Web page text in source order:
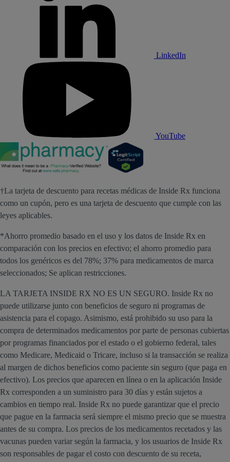
LinkedIn
YouTube
†La tarjeta de descuento para recetas médicas de Inside Rx funciona
como un cupón, pero es una tarjeta de descuento que cumple con las
leyes aplicables.
*Ahorro promedio basado en el uso y los datos de Inside Rx en
comparación con los precios en efectivo; el ahorro promedio para
todos los genéricos es del 78%; 37% para medicamentos de marca
seleccionados; Se aplican restricciones.
LA TARJETA INSIDE RX NO ES UN SEGURO. Inside Rx no
puede utilizarse junto con beneficios de seguro ni programas de
asistencia para el copago. Asimismo, está prohibido su uso para la
compra de determinados medicamentos por parte de personas cubiertas
por programas financiados por el estado o el gobierno federal, tales
como Medicare, Medicaid o Tricare, incluso si la transacción se realiza
al margen de dichos beneficios como paciente sin seguro (que paga en
efectivo). Los precios que aparecen en línea o en la aplicación Inside
Rx corresponden a un suministro para 30 días y están sujetos a
cambios en tiempo real. Inside Rx no puede garantizar que el precio
que pague en la farmacia será siempre el mismo precio que se muestra
antes de su compra. Los precios de los medicamentos recetados y las
vacunas pueden variar según la farmacia, y los usuarios de Inside Rx
son responsables de pagar el costo con descuento de su receta,